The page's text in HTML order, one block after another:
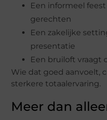
Een informeel
gerechten
Een zakelijke
presentatie
Een bruiloft vraagt
Wie dat goed aanvoelt,
sterkere totaalervaring.
Meer dan